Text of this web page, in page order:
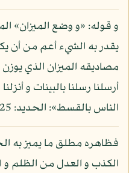
و قوله: «و وضع الميزان»
يقدر به الشيء أعم من أن
مصاديقه الميزان الذي يوزن
أرسلنا رسلنا بالبينات و
الناس بالقسط»: الحديد: 25.
فظاهره مطلق ما يميز به
الكذب و العدل من الظلم و